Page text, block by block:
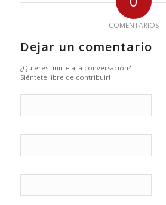
COMENTARIOS
Dejar un comentario
¿Quieres unirte a la conversación?
Siéntete libre de contribuir!